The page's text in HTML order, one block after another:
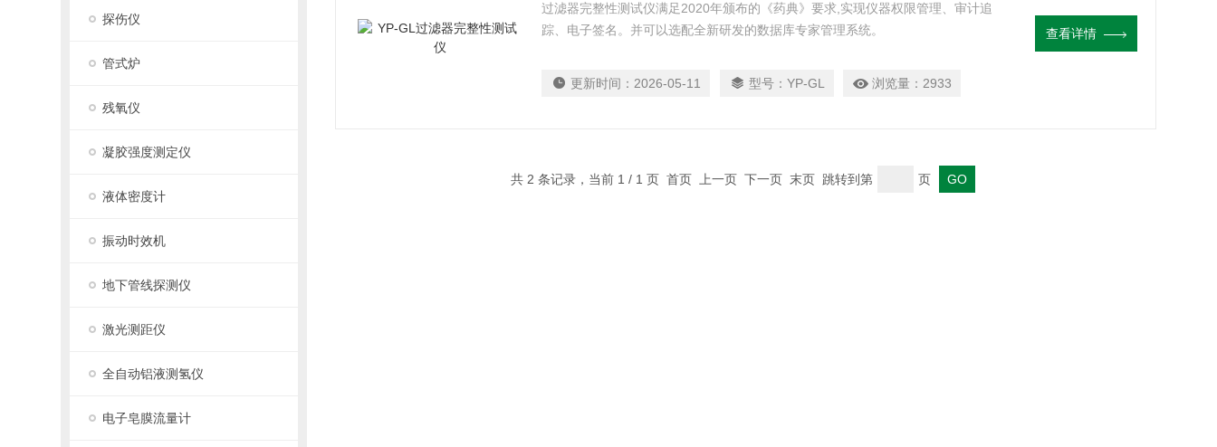
探伤仪
管式炉
残氧仪
凝胶强度测定仪
液体密度计
振动时效机
地下管线探测仪
激光测距仪
全自动铝液测氢仪
电子皂膜流量计
过滤器完整性测试仪满足2020年颁布的《药典》要求,实现仪器权限管理、审计追
踪、电子签名。并可以选配全新研发的数据库专家管理系统。
更新时间： 2026-05-11 型号： YP-GL 浏览量： 2933
查看详情
共 2 条记录，当前 1 / 1 页 首页 上一页 下一页 末页 跳转到第 页